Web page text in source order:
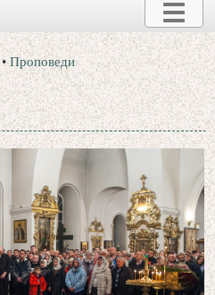
•Проповеди